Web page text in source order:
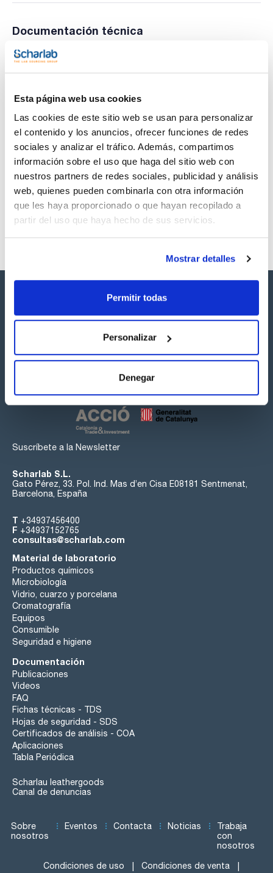
Esta página web usa cookies
Las cookies de este sitio web se usan para personalizar
el contenido y los anuncios, ofrecer funciones de redes
sociales y analizar el tráfico. Además, compartimos
información sobre el uso que haga del sitio web con
nuestros partners de redes sociales, publicidad y análisis
web, quienes pueden combinarla con otra información
que les haya proporcionado o que hayan recopilado a
partir del uso que haya hecho de sus servicios.
Mostrar detalles
Permitir todas
Personalizar
Denegar
Documentación técnica
TDS / Ficha técnica
Regístrate para
Regístrate para
SDS/ Hoja de seguridad
Regístrate para
descargas
Los productos marcados con esta imagen son
listos para una entrega inmediata.
Suscríbete a la Newsletter
Scharlab S.L.
Gato Pérez, 33. Pol. Ind. Mas d’en Cisa E08181 Sentmenat,
Barcelona, España
T +34937456400
F +34937152765
consultas@scharlab.com
Material de laboratorio
Productos químicos
Microbiología
Vidrio, cuarzo y porcelana
Cromatografía
Equipos
Consumible
Seguridad e higiene
Documentación
Publicaciones
Videos
FAQ
Fichas técnicas - TDS
Hojas de seguridad - SDS
Certificados de análisis - COA
Aplicaciones
Tabla Periódica
Scharlau leathergoods
Canal de denuncias
Sobre
nosotros
Eventos Contacta Noticias
Trabaja
con
nosotros
Condiciones de uso Condiciones de venta